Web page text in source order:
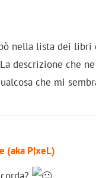
pò nella lista dei libri
descrizione che
che mi
(aka P|xeL)